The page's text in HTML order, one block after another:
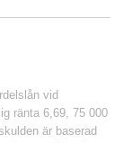
vid
ränta 6,69, 75 000
är baserad